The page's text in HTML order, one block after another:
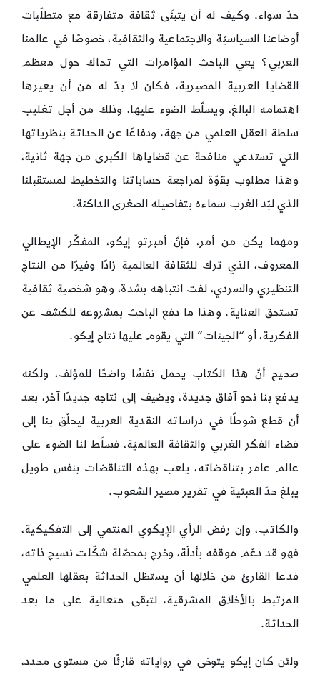
حدّ سواء. وكيف له أن يتبنّى ثقافة متفارقة مع متطلّبات
أوضاعنا السياسيّة والاجتماعية والثقافية، خصوصًا في عالمنا
العربي؟ يعي الباحث المؤامرات التي تحاك حول معظم
القضايا العربية المصيرية، فكان لا بدّ له من أن يعيرها
اهتمامه البالغ، ويسلّط الضوء عليها، وذلك من أجل تغليب
سلطة العقل العلمي من جهة، ودفاعًا عن الحداثة بنظرياتها
التي تستدعي منافحة عن قضاياها الكبرى من جهة ثانية،
وهذا مطلوب بقوّة لمراجعة حساباتنا والتخطيط لمستقبلنا
الذي لبّد الغرب سماءه بتفاصيله الصغرى الداكنة.
ومهما يكن من أمر، فإنّ أمبرتو إيكو، المفكّر الإيطالي
المعروف، الذي ترك للثقافة العالمية زادًا وفيرًا من النتاج
التنظيري والسردي، لفت انتباهه بشدة، وهو شخصية ثقافية
تستحق العناية. وهذا ما دفع الباحث بمشروعه للكشف عن
الفكرية، أو “الجينات” التي يقوم عليها نتاج إيكو.
صحيح أنّ هذا الكتاب يحمل نفسًا واضحًا للمؤلف، ولكنه
يدفع بنا نحو آفاق جديدة، ويضيف إلى نتاجه جديدًا آخر، بعد
أن قطع شوطًا في دراساته النقدية العربية ليحلّق بنا إلى
فضاء الفكر الغربي والثقافة العالميّة، فسلّط لنا الضوء على
عالم عامر بتناقضاته، يلعب بهذه التناقضات بنفس طويل
يبلغ حدّ العبثية في تقرير مصير الشعوب.
والكاتب، وإن رفض الرأي الإيكوي المنتمي إلى التفكيكية،
فهو قد دعّم موقفه بأدلّة، وخرج بمحصّلة شكّلت نسيج ذاته،
فدعا القارئ من خلالها أن يستظل الحداثة بعقلها العلمي
المرتبط بالأخلاق المشرقية، لتبقى متعالية على ما بعد
الحداثة.
ولئن كان إيكو يتوخى في رواياته قارئًا من مستوى محدد،